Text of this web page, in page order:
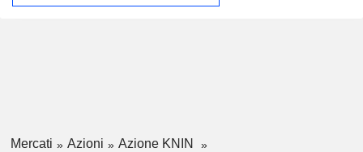
Mercati Azioni
Azione KNIN